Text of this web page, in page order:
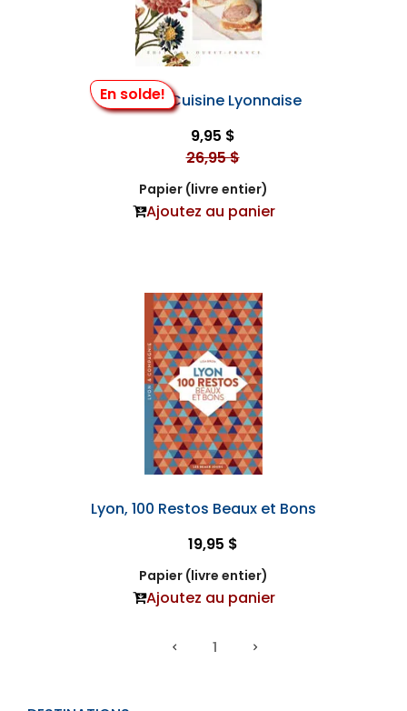
En solde!
Aimer la Cuisine Lyonnaise
9,95 $
26,95 $
Papier (livre entier)
Ajoutez au panier
Lyon, 100 Restos Beaux et Bons
19,95 $
Papier (livre entier)
Ajoutez au panier
1